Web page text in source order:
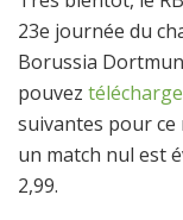
23e journée du
Borussia
pouvez
suivantes pour ce
un match nul est
2,99.